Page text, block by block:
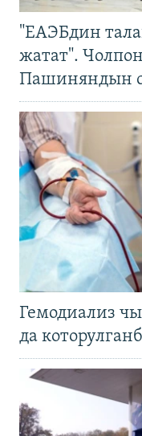
"ЕАЭБдин
жатат".
Пашиняндын
Гемодиализ
да